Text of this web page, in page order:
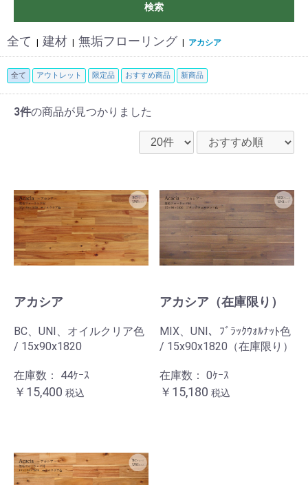
検索
全て 建材 無垢フローリング アカシア
全て アウトレット 限定品 おすすめ商品 新商品
3件の商品が見つかりました
アカシア
BC、UNI、オイルクリア色
/ 15x90x1820
在庫数： 44ｹｰｽ
￥15,400
アカシア（在庫限り）
MIX、UNI、ﾌﾞﾗｯｸｳｫﾙﾅｯﾄ色
/ 15x90x1820（在庫限り）
在庫数： 0ｹｰｽ
￥15,180